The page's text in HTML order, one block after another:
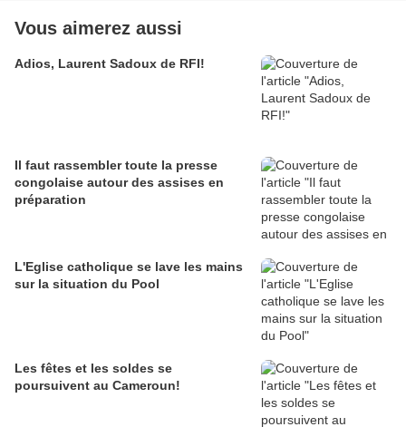
Vous aimerez aussi
Adios, Laurent Sadoux de RFI!
Il faut rassembler toute la presse
congolaise autour des assises en
préparation
L'Eglise catholique se lave les mains
sur la situation du Pool
Les fêtes et les soldes se
poursuivent au Cameroun!